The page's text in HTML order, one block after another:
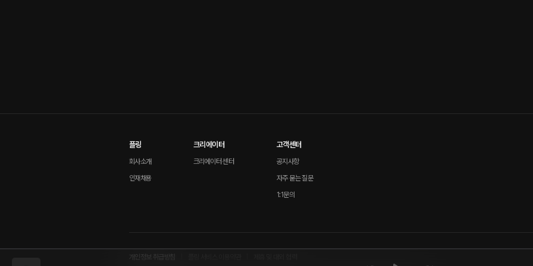
플링
회사소개
인재채용
크리에이터
크리에이터 센터
고객센터
공지사항
자주 묻는 질문
1:1문의
개인정보 취급방침